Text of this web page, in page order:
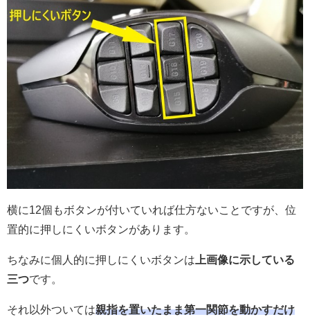
横に12個もボタンが付いていれば仕方ないことですが、位
置的に押しにくいボタンがあります。
ちなみに個人的に押しにくいボタンは 上画像に示している
三つです。
それ以外ついては親指を置いたまま第一関節を動かすだけ